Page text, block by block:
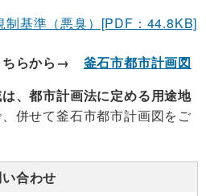
制基準（悪臭）[PDF：44.8KB]
ちらから→ 釜石市都市計画図
、都市計画法に定める用途地
併せて釜石市都市計画図をご
合わせ